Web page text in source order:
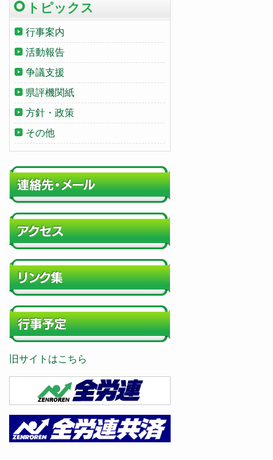
トピックス
行事案内
活動報告
争議支援
県評機関紙
方針・政策
その他
旧サイトはこちら